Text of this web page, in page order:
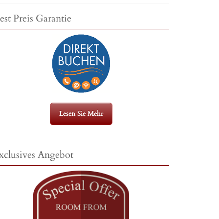
Preis Garantie
Lesen Sie Mehr
Angebot